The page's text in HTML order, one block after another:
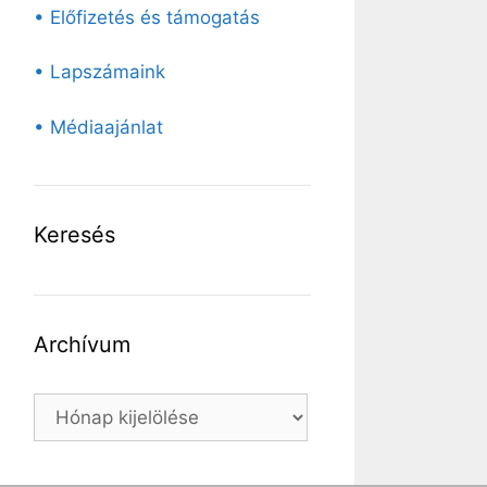
• Előfizetés és támogatás
• Lapszámaink
• Médiaajánlat
Keresés
Archívum
Archívum